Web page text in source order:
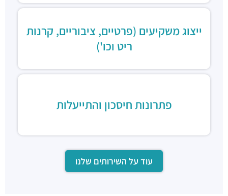
ייצוג משקיעים (פרטיים, ציבוריים, קרנות
ריט וכו')
פתרונות חיסכון והתייעלות
עוד על השירותים שלנו